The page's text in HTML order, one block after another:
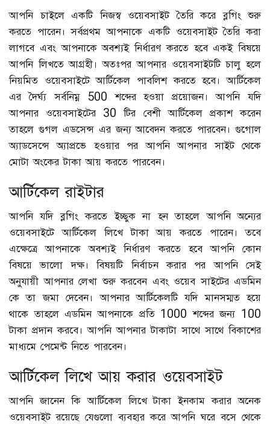
আপনি চাইলে একটি নিজস্ব ওয়েবসাইট তৈরি করে ব্লগিং শুরু
করতে পারেন। সর্বপ্রথম আপনাকে একটি ওয়েবসাইট তৈরি করা
লাগবে এবং আপনাকে অবশ্যই নির্ধারণ করতে হবে একই বিষয়ে
আপনি লিখতে আগ্রহী। অতঃপর আপনার ওয়েবসাইটটি চালু হলে
নিয়মিত ওয়েবসাইটে আর্টিকেল পাবলিশ করতে হবে। আর্টিকেল
এর দৈর্ঘ্য সর্বনিম্ন 500 শব্দের হওয়া প্রয়োজন। আপনি যদি
আপনার ওয়েবসাইটের 30 টির বেশী আর্টিকেল প্রকাশ করেন
তাহলে গুগল এডসেন্স এর জন্য আবেদন করতে পারবেন। গুগোল
অ্যাডসেন্সে অ্যাপ্রভে হওয়ার পর আপনি আপনার সাইট থেকে
মোটা অংকের টাকা আয় করতে পারবেন।
আর্টিকেল রাইটার
আপনি যদি ব্লগিং করতে ইচ্ছুক না হন তাহলে আপনি অন্যের
ওয়েবসাইটে আর্টিকেল লিখে টাকা আয় করতে পারেন। তবে
এক্ষেত্রে আপনাকে অবশ্যই নির্ধারণ করতে হবে আপনি কোন
বিষয়ে ভালো দক্ষ। বিষয়টি নির্বাচন করার পর আপনি সেই
অনুযায়ী আপনার লেখা শুরু করবেন এবং ওয়েব সাইটের এডমিন
কে তা জমা দেবেন। আপনার আর্টিকেলটি যদি মানসম্মত হয়ে
থাকে তাহলে এডমিন আপনাকে প্রতি 1000 শব্দের জন্য 100
টাকা প্রদান করবে। আপনি আপনার টাকাটা সাথে সাথে বিকাশের
মাধ্যমে পেমেন্ট নিতে পারবেন।
আর্টিকেল লিখে আয় করার ওয়েবসাইট
আপনি জানেন কি আর্টিকেল লিখে টাকা ইনকাম করার অনেক
ওয়েবসাইট রয়েছে যেগুলো ব্যবহার করে আপনি ঘরে বসে থেকে